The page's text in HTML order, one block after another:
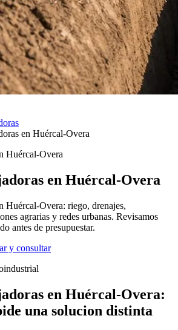
en Huércal-Overa
Huércal-Overa
en Huércal-Overa
Huércal-Overa: riego, drenajes,
agrarias y redes urbanas. Revisamos
antes de presupuestar.
y consultar
en Huércal-Overa:
una solucion distinta